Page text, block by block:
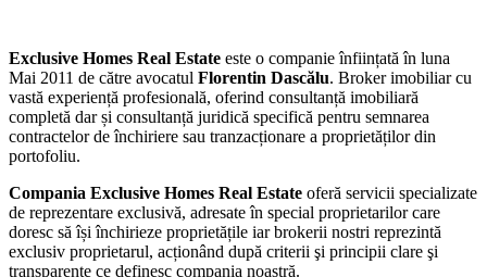
Exclusive Homes Real Estate este o companie înființată în luna
Mai 2011 de către avocatul Florentin Dascălu. Broker imobiliar cu
vastă experiență profesională, oferind consultanță imobiliară
completă dar și consultanță juridică specifică pentru semnarea
contractelor de închiriere sau tranzacționare a proprietăților din
portofoliu.
Compania Exclusive Homes Real Estate oferă servicii specializate
de reprezentare exclusivă, adresate în special proprietarilor care
doresc să își închirieze proprietățile iar brokerii nostri reprezintă
exclusiv proprietarul, acționând după criterii şi principii clare şi
transparente ce definesc compania noastră.